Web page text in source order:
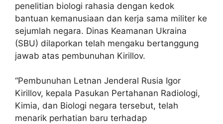
penelitian biologi rahasia dengan kedok
bantuan kemanusiaan dan kerja sama militer ke
sejumlah negara. Dinas Keamanan Ukraina
(SBU) dilaporkan telah mengaku bertanggung
jawab atas pembunuhan Kirillov.
“Pembunuhan Letnan Jenderal Rusia Igor
Kirillov, kepala Pasukan Pertahanan Radiologi,
Kimia, dan Biologi negara tersebut, telah
menarik perhatian baru terhadap